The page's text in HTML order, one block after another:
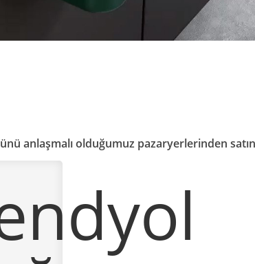
anlaşmalı olduğumuz pazaryerlerinden